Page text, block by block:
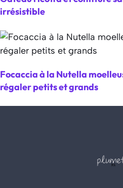
irrésistible
Focaccia à la Nutella
régaler petits et grands